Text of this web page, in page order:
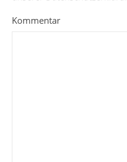
Kommentar